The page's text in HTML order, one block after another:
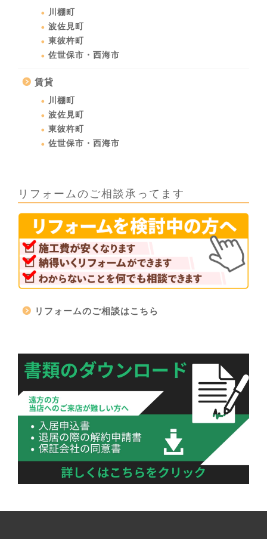
川棚町
波佐見町
東彼杵町
佐世保市・西海市
賃貸
川棚町
波佐見町
東彼杵町
佐世保市・西海市
リフォームのご相談承ってます
リフォームのご相談はこちら